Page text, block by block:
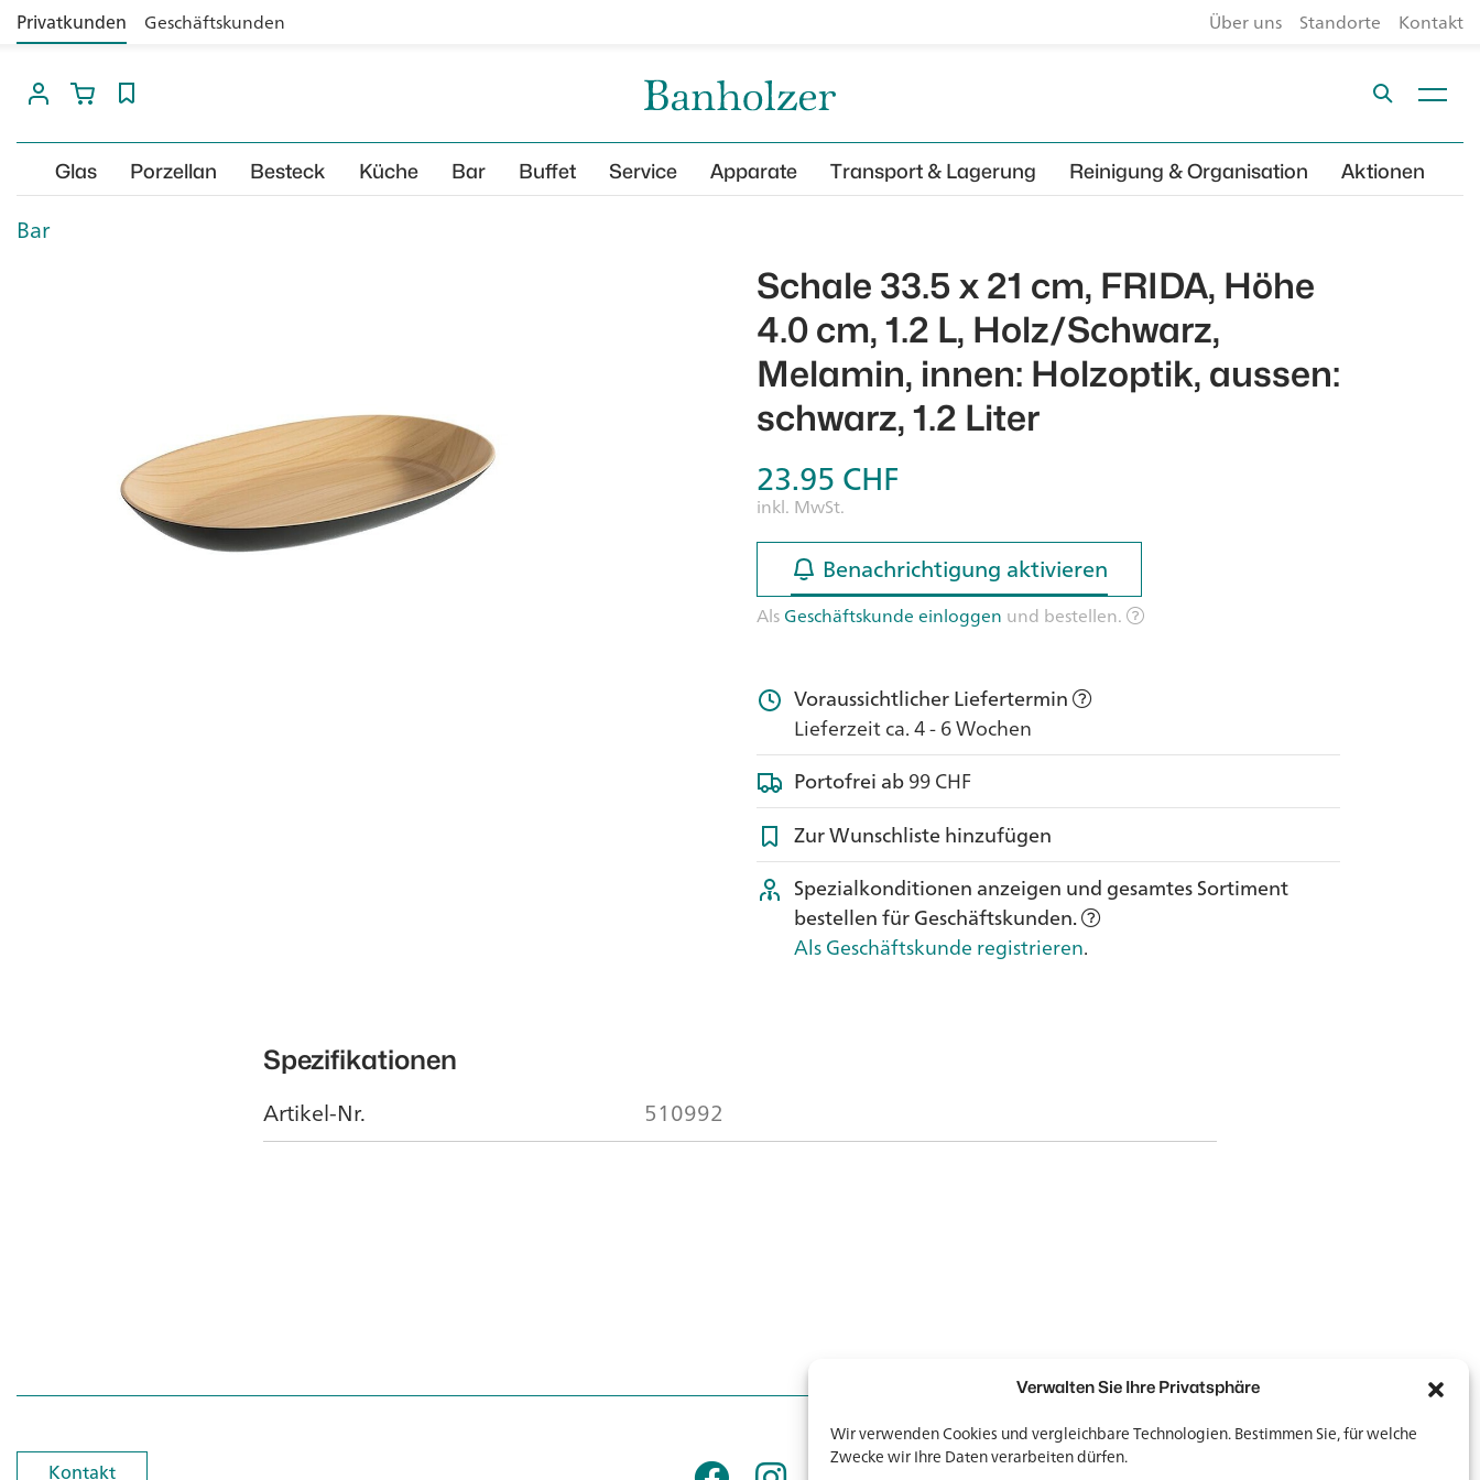
Verwalten Sie Ihre Privatsphäre
Wir verwenden Cookies und vergleichbare Technologien. Bestimmen Sie, für welche
Zwecke wir Ihre Daten verarbeiten dürfen.
Privatkunden Geschäftskunden Über uns Standorte Kontakt
Glas Porzellan Besteck Küche Bar Buffet Service Apparate Transport & Lagerung Reinigung & Organisation Aktionen
Bar
Schale 33.5 x 21 cm, FRIDA, Höhe
4.0 cm, 1.2 L, Holz/Schwarz,
Melamin, innen: Holzoptik, aussen:
schwarz, 1.2 Liter
23.95CHF
inkl. MwSt.
Benachrichtigung aktivieren
Benachrichtigung aktivieren
AlsGeschäftskunde einloggen und bestellen.
Voraussichtlicher Liefertermin
Lieferzeit ca. 4 - 6 Wochen
Portofrei ab99 CHF
Zur Wunschliste hinzufügen
Spezialkonditionen anzeigen und gesamtes Sortiment
bestellen für Geschäftskunden.
Als Geschäftskunde registrieren.
Spezifikationen
Artikel-Nr. 510992
Kontakt
Kontakt